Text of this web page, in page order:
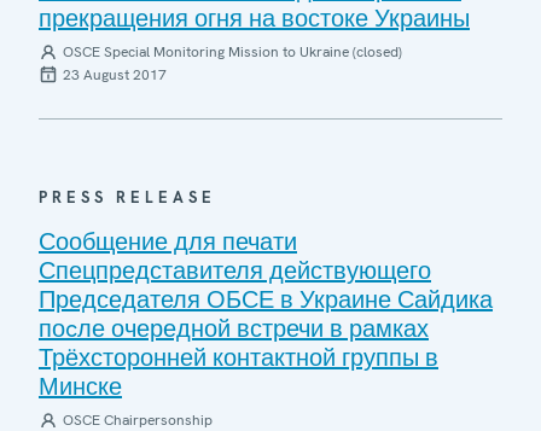
прекращения огня на востоке Украины
OSCE Special Monitoring Mission to Ukraine (closed)
23 August 2017
PRESS RELEASE
Сообщение для печати
Спецпредставителя действующего
Председателя ОБСЕ в Украине Сайдика
поcле очередной встречи в рамках
Трёхсторонней контактной группы в
Минске
OSCE Chairpersonship